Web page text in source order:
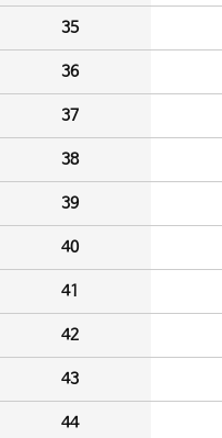
35
36
37
38
39
40
41
42
43
44